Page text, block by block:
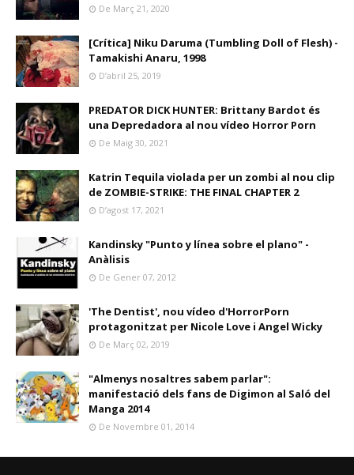
De Març 21, 2020
[Crítica] Niku Daruma (Tumbling Doll of Flesh) -
Tamakishi Anaru, 1998
D’abril 25, 2019
PREDATOR DICK HUNTER: Brittany Bardot és
una Depredadora al nou vídeo Horror Porn
De Maig 30, 2021
Katrin Tequila violada per un zombi al nou clip
de ZOMBIE-STRIKE: THE FINAL CHAPTER 2
D’agost 17, 2021
Kandinsky "Punto y línea sobre el plano" -
Anàlisis
De Gener 07, 2012
'The Dentist', nou vídeo d'HorrorPorn
protagonitzat per Nicole Love i Angel Wicky
De Març 02, 2019
"Almenys nosaltres sabem parlar":
manifestació dels fans de Digimon al Saló del
Manga 2014
De Novembre 01, 2014